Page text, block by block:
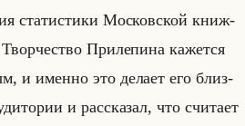
ста­ти­сти­ки Мос­ков­ской книж­
При­ле­пи­на ка­жет­ся
и имен­но это де­ла­ет его близ­
и рас­ска­зал, что счи­та­ет